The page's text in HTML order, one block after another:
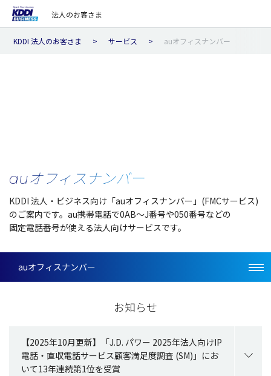
法人のお客さま
KDDI 法人のお客さま サービス auオフィスナンバー
auオフィスナンバー
KDDI 法人 ・ビジネス向け「auオフィスナンバー 」(FMCサービス)
のご案内です。au携帯電話で0AB～J番号や050番号などの
固定電話番号が使える法人向けサービスです。
auオフィスナンバー
お知らせ
【2025年10月更新】「J.D. パワー 2025年法人向けIP
電話・直収電話サービス顧客満足度調査 (SM)」にお
いて13年連続第1位を受賞